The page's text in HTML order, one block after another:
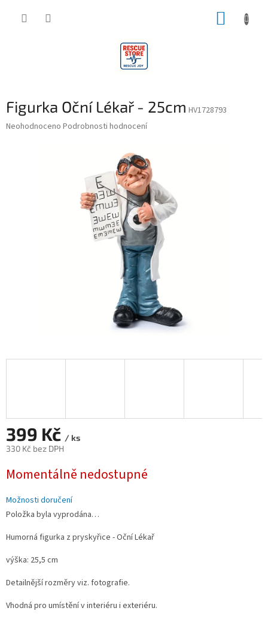
Figurka Oční Lékař - 25cm HV1728793
Průměrné
Neohodnoceno Podrobnosti hodnocení
399 Kč / ks
330 Kč bez DPH
cena:
Momentálně nedostupné
Možnosti doručení
Položka byla vyprodána…
Humorná figurka z pryskyřice - Oční Lékař
výška: 25,5 cm
Detailnější rozměry viz. fotografie.
Vhodná pro umístění v interiéru i exteriéru.